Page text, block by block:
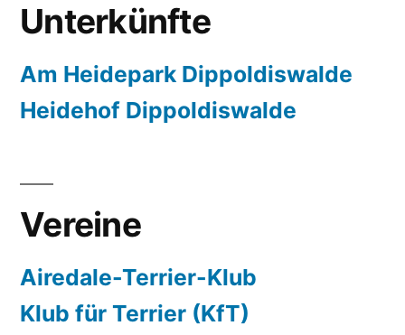
Unterkünfte
Am Heidepark Dippoldiswalde
Heidehof Dippoldiswalde
Vereine
Airedale-Terrier-Klub
Klub für Terrier (KfT)